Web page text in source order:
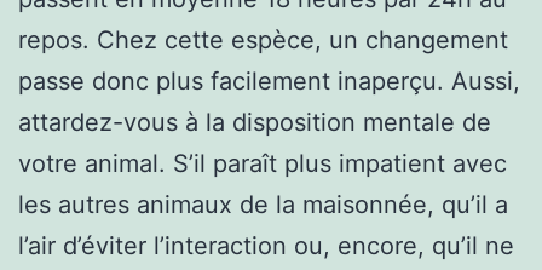
repos. Chez cette espèce, un changement
passe donc plus facilement inaperçu. Aussi,
attardez-vous à la disposition mentale de
votre animal. S’il paraît plus impatient avec
les autres animaux de la maisonnée, qu’il a
l’air d’éviter l’interaction ou, encore, qu’il ne